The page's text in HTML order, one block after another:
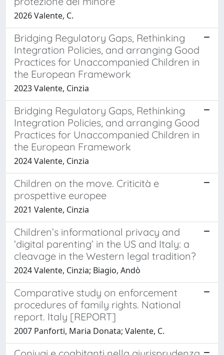
2026 Valente, C.
Bridging Regulatory Gaps, Rethinking
Integration Policies, and arranging Good
Practices for Unaccompanied Children in
the European Framework
2023 Valente, Cinzia
Bridging Regulatory Gaps, Rethinking
Integration Policies, and arranging Good
Practices for Unaccompanied Children in
the European Framework
2024 Valente, Cinzia
Children on the move. Criticità e
prospettive europee
2021 Valente, Cinzia
Children’s informational privacy and
‘digital parenting’ in the US and Italy: a
cleavage in the Western legal tradition?
2024 Valente, Cinzia; Biagio, Andò
Comparative study on enforcement
procedures of family rights. National
report. Italy [REPORT]
2007 Panforti, Maria Donata; Valente, C.